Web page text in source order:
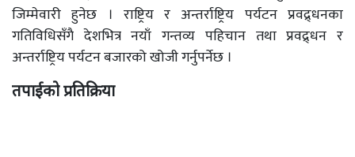
जिम्मेवारी हुनेछ । राष्ट्रिय र अन्तर्राष्ट्रिय पर्यटन प्रवद्र्धनका
गतिविधिसँगै देशभित्र नयाँ गन्तव्य पहिचान तथा प्रवद्र्धन र
अन्तर्राष्ट्रिय पर्यटन बजारको खोजी गर्नुपर्नेछ ।
तपाईको प्रतिक्रिया